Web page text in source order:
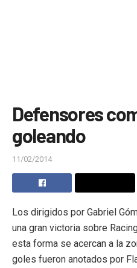
Defensores
goleando
11/02/2014
Los dirigidos por Gabriel
una gran victoria sobre
esta forma se acercan a la
goles fueron anotados por